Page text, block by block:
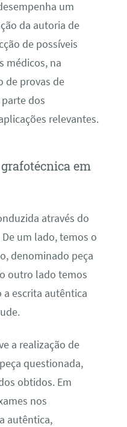
um
da autoria de
de possíveis
médicos, na
de provas de
dos
relevantes.
em
através do
um lado, temos o
denominado peça
outro lado temos
escrita autêntica
a realização de
questionada,
obtidos. Em
nos
autêntica,